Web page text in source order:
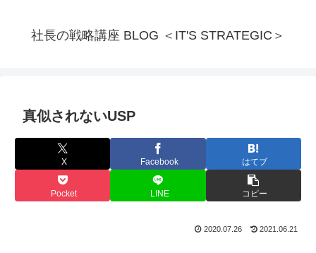
社長の戦略講座 BLOG ＜IT'S STRATEGIC＞
真似されないUSP
X Facebook はてブ
Pocket LINE コピー
2020.07.26 2021.06.21